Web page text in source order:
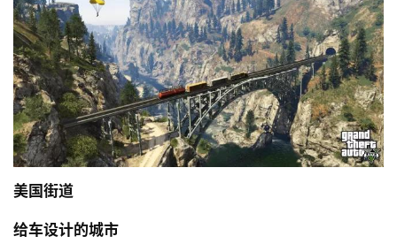
市
与
景
观
建
筑
专
登录 注册
美国街道
给车设计的城市